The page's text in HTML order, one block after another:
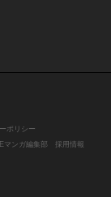
ポリシー
マンガ編集部
採用情報